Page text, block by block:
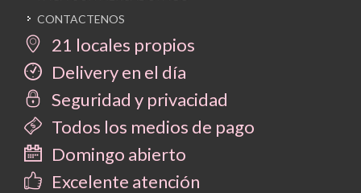
CONTACTENOS
21 locales propios
Delivery en el día
Seguridad y privacidad
Todos los medios de pago
Domingo abierto
Excelente atención